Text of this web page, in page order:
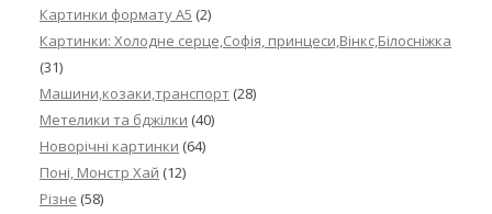
Картинки формату А5 (2)
Картинки: Холодне серце,Софія, принцеси,Вінкс,Білосніжка
(31)
Машини,козаки,транспорт (28)
Метелики та бджілки (40)
Новорічні картинки (64)
Поні, Монстр Хай (12)
Різне (58)